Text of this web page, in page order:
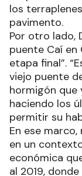
los
pavimento.
Por otro lado,
puente Caí en
etapa final”.
viejo puente
hormigón que
haciendo los
permitir su
En ese
en un
económica
al 2019,